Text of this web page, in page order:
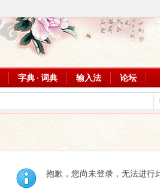
字典 · 词典 输入法 论坛
抱歉，您尚未登录，无法进行